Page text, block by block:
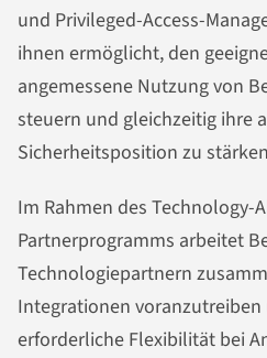
und Privileged-Access-
ihnen ermöglicht, den
angemessene Nutzung von
steuern und gleichzeitig ihre
Sicherheitsposition zu
Im Rahmen des Technology-
Partnerprogramms arbeitet
Technologiepartnern
Integrationen
erforderliche Flexibilität bei